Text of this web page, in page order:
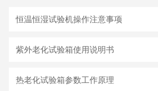
恒温恒湿试验机操作注意事项
紫外老化试验箱使用说明书
热老化试验箱参数工作原理